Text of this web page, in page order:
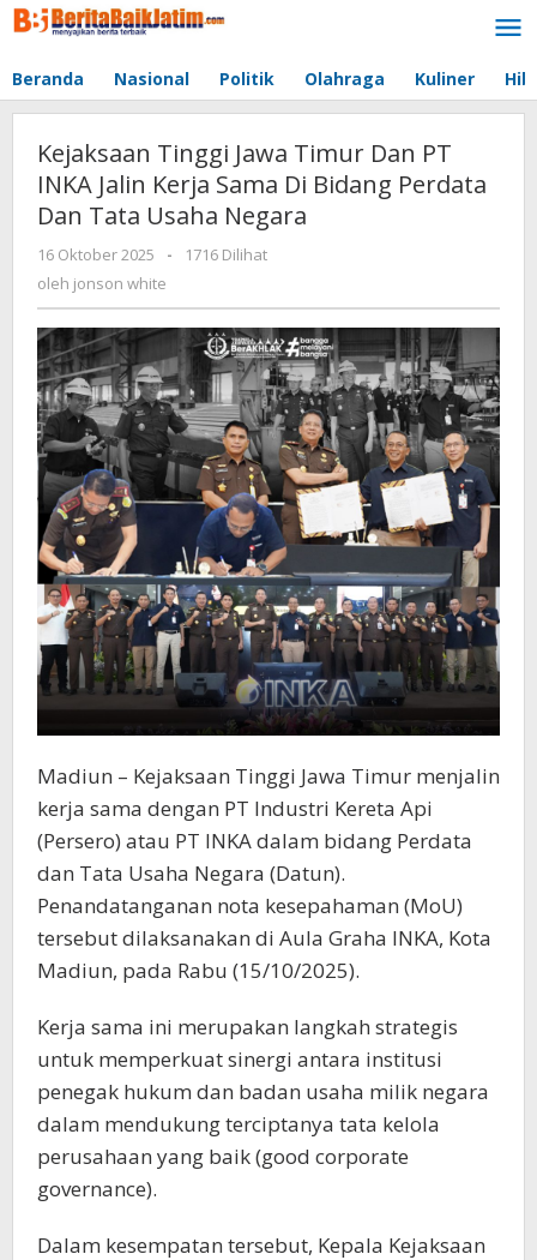
Lewati
ke
Beranda Nasional Politik Olahraga Kuliner
Kejaksaan Tinggi Jawa Timur Dan PT
INKA Jalin Kerja Sama Di Bidang Perdata
Dan Tata Usaha Negara
16 Oktober 2025
oleh
-
1716 Dilihat
oleh jonson white
Madiun – Kejaksaan Tinggi Jawa Timur menjalin
kerja sama dengan PT Industri Kereta Api
(Persero) atau PT INKA dalam bidang Perdata
dan Tata Usaha Negara (Datun).
Penandatanganan nota kesepahaman (MoU)
tersebut dilaksanakan di Aula Graha INKA, Kota
Madiun, pada Rabu (15/10/2025).
Kerja sama ini merupakan langkah strategis
untuk memperkuat sinergi antara institusi
penegak hukum dan badan usaha milik negara
dalam mendukung terciptanya tata kelola
perusahaan yang baik (good corporate
governance).
Dalam kesempatan tersebut, Kepala Kejaksaan